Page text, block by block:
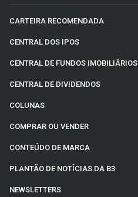
CARTEIRA RECOMENDADA
CENTRAL DOS IPOS
CENTRAL DE FUNDOS IMOBILIÁRIOS
CENTRAL DE DIVIDENDOS
COLUNAS
COMPRAR OU VENDER
CONTEÚDO DE MARCA
PLANTÃO DE NOTÍCIAS DA B3
NEWSLETTERS